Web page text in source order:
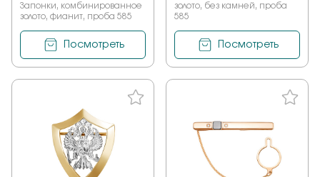
Запонки, комбинированное
золото, фианит, проба 585
Посмотреть
золото, без камней, проба
585
Посмотреть